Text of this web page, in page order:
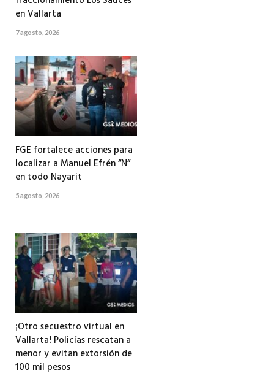
en Vallarta
7 agosto, 2026
FGE fortalece acciones para
localizar a Manuel Efrén “N”
en todo Nayarit
5 agosto, 2026
¡Otro secuestro virtual en
Vallarta! Policías rescatan a
menor y evitan extorsión de
100 mil pesos